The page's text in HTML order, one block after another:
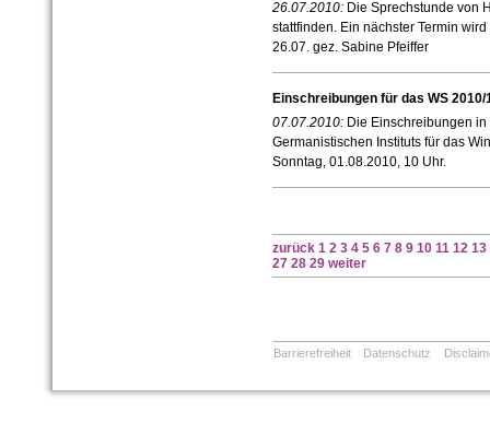
26.07.2010: Die Sprechstunde von
stattfinden. Ein nächster Termin
26.07. gez. Sabine Pfeiffer
Einschreibungen für das WS 2010/
07.07.2010: Die Einschreibungen
Germanistischen Instituts für das
Sonntag, 01.08.2010, 10 Uhr.
zurück 1 2 3 4 5 6 7 8 9 10 11 12 13
27 28 29 weiter
Barrierefreiheit Datenschutz